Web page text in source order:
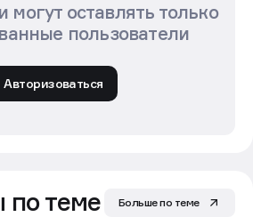
могут оставлять только
пользователи
Авторизоваться
по теме Больше по теме